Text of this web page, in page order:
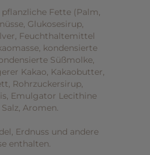
Fette (Palm,
, Glukosesirup,
, Feuchthaltemittel
kondensierte
Süßmolke,
Kakao, Kakaobutter,
, Rohrzuckersirup,
, Emulgator Lecithine
Salz, Aromen.
Erdnuss und andere
enthalten.